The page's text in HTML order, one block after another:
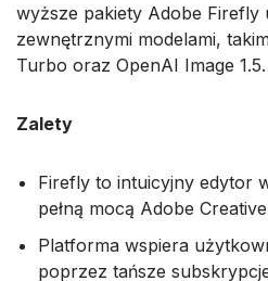
wyższe pakiety Adobe Firefly
zewnętrznymi modelami,
Turbo oraz OpenAI Image 1.5.
Zalety
Firefly to intuicyjny edytor
pełną mocą Adobe
Platforma wspiera
poprzez tańsze